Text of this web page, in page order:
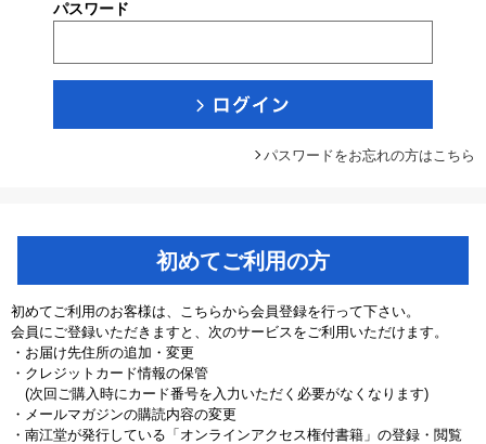
パスワード
パスワードをお忘れの方はこちら
初めてご利用の方
初めてご利用のお客様は、こちらから会員登録を行って下さい。
会員にご登録いただきますと、次のサービスをご利用いただけます。
・お届け先住所の追加・変更
・クレジットカード情報の保管
(次回ご購入時にカード番号を入力いただく必要がなくなります)
・メールマガジンの購読内容の変更
・南江堂が発行している「オンラインアクセス権付書籍」の登録・閲覧